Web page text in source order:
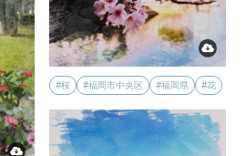
#桜 #福岡市中央区 #福岡県 #花